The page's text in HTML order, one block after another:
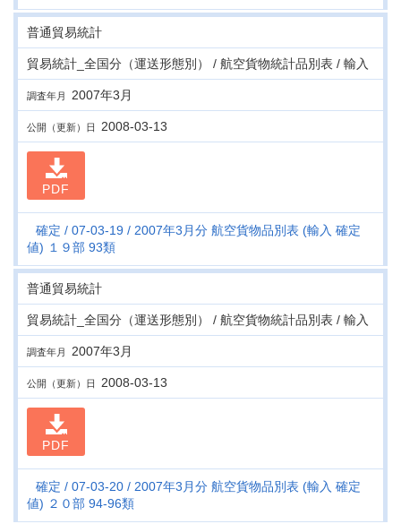
普通貿易統計
貿易統計_全国分（運送形態別） / 航空貨物統計品別表 / 輸入
調査年月 2007年3月
公開（更新）日 2008-03-13
PDF
確定 07-03-19
2007年3月分 航空貨物品別表 (輸入 確定
値) １９部 93類
普通貿易統計
貿易統計_全国分（運送形態別） / 航空貨物統計品別表 / 輸入
調査年月 2007年3月
公開（更新）日 2008-03-13
PDF
確定 07-03-20
2007年3月分 航空貨物品別表 (輸入 確定
値) ２０部 94-96類